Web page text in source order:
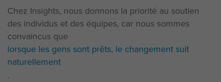
Chez Insights, nous donnons la priorité au soutien
des individus et des équipes, car nous sommes
convaincus que
lorsque les gens sont prêts, le changement suit
naturellement
.